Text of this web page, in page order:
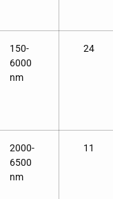
150-
6000
nm
24
2000-
6500
nm
11